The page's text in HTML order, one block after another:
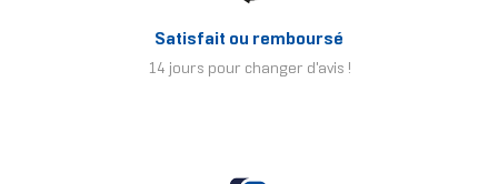
Satisfait ou remboursé
14 jours pour changer d'avis !